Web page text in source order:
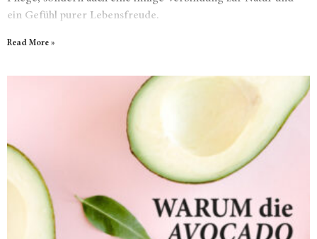
ein Gefühl purer Lebensfreude.
Read More »